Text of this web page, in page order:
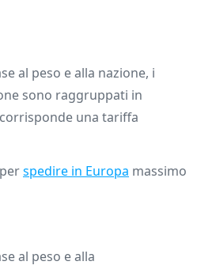
al peso e alla nazione, i
sono raggruppati in
una tariffa
spedire in Europa massimo
al peso e alla